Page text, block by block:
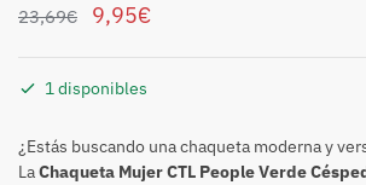
23,69€ 9,95€
1 disponibles
¿Estás buscando una chaqueta moderna y
LaChaqueta Mujer CTL People Verde